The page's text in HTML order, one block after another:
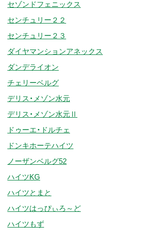
セゾンドフェニックス
センチュリー２２
センチュリー２３
ダイヤマンションアネックス
ダンデライオン
チェリーベルグ
デリス・メゾン水元
デリス・メゾン水元Ⅱ
ドゥーエ・ドルチェ
ドンキホーテハイツ
ノーザンベルグ52
ハイツKG
ハイツとまと
ハイツはっぴぃろ～ど
ハイツもず